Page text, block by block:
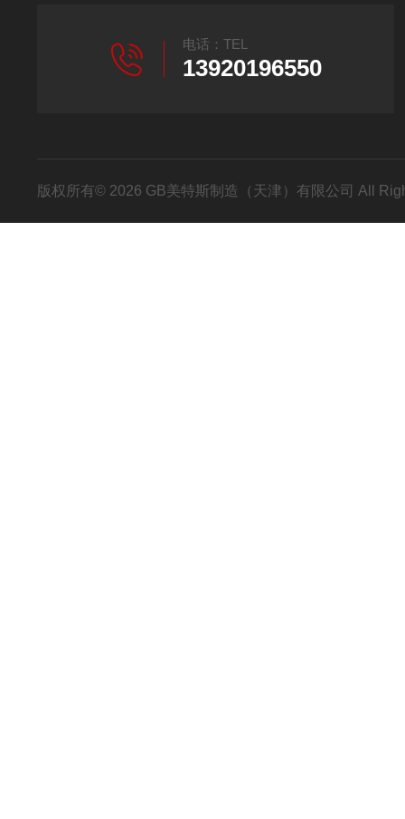
电话：TEL
13920196550
版权所有© 2026 GB美特斯制造（天津）有限公司 All